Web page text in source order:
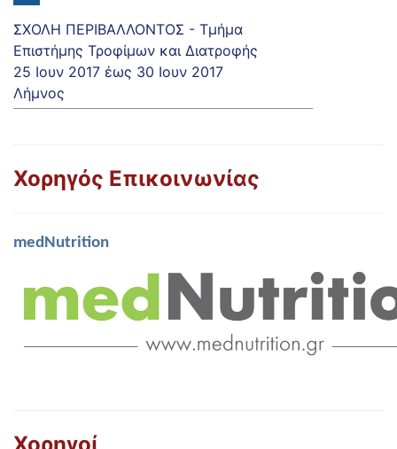
ΣΧΟΛΗ ΠΕΡΙΒΑΛΛΟΝΤΟΣ - Τμήμα
Επιστήμης Τροφίμων και Διατροφής
25 Ιουν 2017 έως 30 Ιουν 2017
Λήμνος
Χορηγός Επικοινωνίας
medNutrition